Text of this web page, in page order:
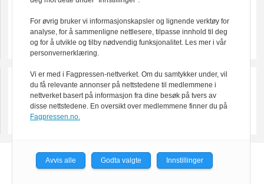
Powered by Labrador CMS
For øvrig bruker vi informasjonskapsler og lignende verktøy for
analyse, for å sammenligne nettlesere, tilpasse innhold til deg
og for å utvikle og tilby nødvendig funksjonalitet. Les mer i vår
personvernerklæring.
Vi er med i Fagpressen-nettverket. Om du samtykker under, vil
du få relevante annonser på nettstedene til medlemmene i
nettverket basert på informasjon fra dine besøk på tvers av
disse nettstedene. En oversikt over medlemmene finner du på
Fagpressen.no.
Avvis alle Godta valgte Innstillinger